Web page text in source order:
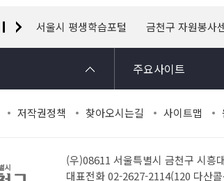
털 서울시 평생학습포털 금천구 자원봉사
주요사이트
저작권정책 찾아오시는길 사이트맵
(우)08611 서울특별시 금천구 시흥
대표전화 02-2627-2114(120 다산